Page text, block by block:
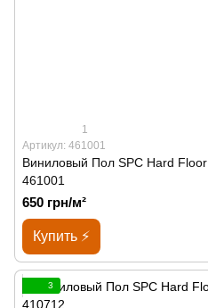
1
Артикул: 461001
Виниловый Пол SPС Hard
461001
650 грн/м²
Купить ⚡
3